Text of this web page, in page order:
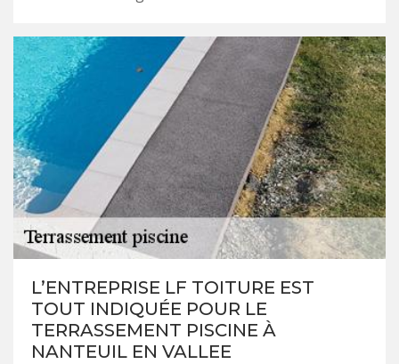
L’ENTREPRISE LF TOITURE EST
TOUT INDIQUÉE POUR LE
TERRASSEMENT PISCINE À
NANTEUIL EN VALLEE